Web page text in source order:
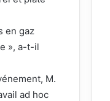
en gaz
», a-t-il
M.
ad hoc